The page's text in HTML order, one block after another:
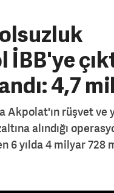
4,7
Akpolat'ın rüşvet ve
alındığı
6 yılda 4 milyar 728